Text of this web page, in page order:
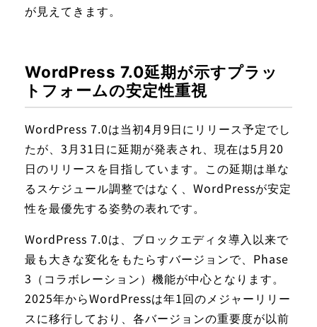
が見えてきます。
WordPress 7.0延期が示すプラッ
トフォームの安定性重視
WordPress 7.0は当初4月9日にリリース予定でし
たが、3月31日に延期が発表され、現在は5月20
日のリリースを目指しています。この延期は単な
るスケジュール調整ではなく、WordPressが安定
性を最優先する姿勢の表れです。
WordPress 7.0は、ブロックエディタ導入以来で
最も大きな変化をもたらすバージョンで、Phase
3（コラボレーション）機能が中心となります。
2025年からWordPressは年1回のメジャーリリー
スに移行しており、各バージョンの重要度が以前